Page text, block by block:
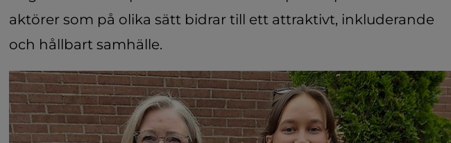
aktörer som på olika sätt bidrar till ett attraktivt, inkluderande
och hållbart samhälle.